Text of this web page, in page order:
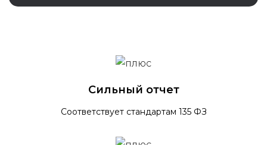
Сильный отчет
Соответствует стандартам 135 ФЗ